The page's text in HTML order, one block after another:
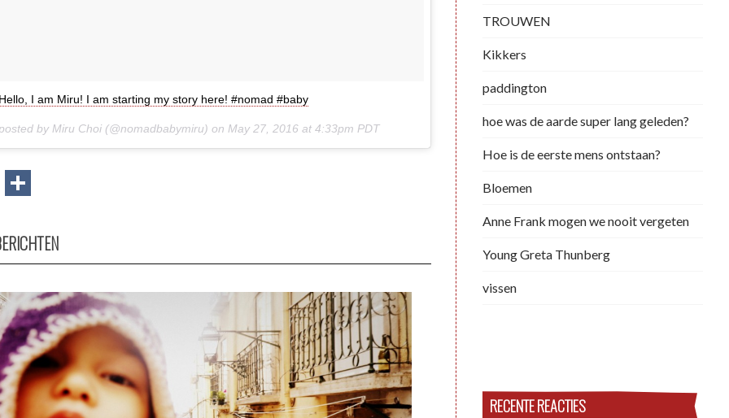
I am Miru! I am starting my story here! #nomad #baby
by Miru Choi (@nomadbabymiru) on May 27, 2016 at 4:33pm PDT
Email
TROUWEN
Kikkers
paddington
hoe was de aarde super lang geleden?
Hoe is de eerste mens ontstaan?
Bloemen
Anne Frank mogen we nooit vergeten
Young Greta Thunberg
vissen
RECENTE REACTIES